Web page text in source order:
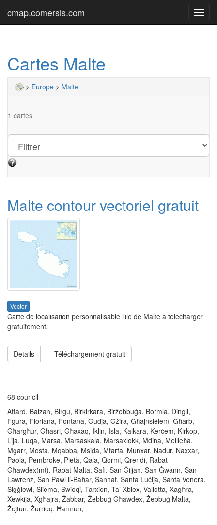
cmap.comersis.com
Cartes Malte
> Europe > Malte
1 cartes
Malte contour vectoriel gratuit
Vector
Carte de localisation personnalisable l'ile de Malte a telecharger
gratuitement.
Details Téléchargement gratuit
68 council
Attard, Balzan, Birgu, Birkirkara, Birżebbuġa, Bormla, Dingli,
Fgura, Floriana, Fontana, Gudja, Gżira, Għajnsielem, Għarb,
Għargħur, Għasri, Għaxaq, Iklin, Isla, Kalkara, Kerċem, Kirkop,
Lija, Luqa, Marsa, Marsaskala, Marsaxlokk, Mdina, Mellieħa,
Mġarr, Mosta, Mqabba, Msida, Mtarfa, Munxar, Nadur, Naxxar,
Paola, Pembroke, Pietà, Qala, Qormi, Qrendi, Rabat
Għawdex(mt), Rabat Malta, Safi, San Ġiljan, San Ġwann, San
Lawrenz, San Pawl il-Baħar, Sannat, Santa Luċija, Santa Venera,
Siġġiewi, Sliema, Swieqi, Tarxien, Ta’ Xbiex, Valletta, Xagħra,
Xewkija, Xgħajra, Żabbar, Żebbuġ Għawdex, Żebbuġ Malta,
Żejtun, Żurrieq, Ħamrun,